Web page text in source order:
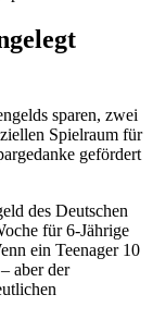
sparen, zwei
Spielraum für
gefördert
des Deutschen
für 6-Jährige
ein Teenager 10
aber der